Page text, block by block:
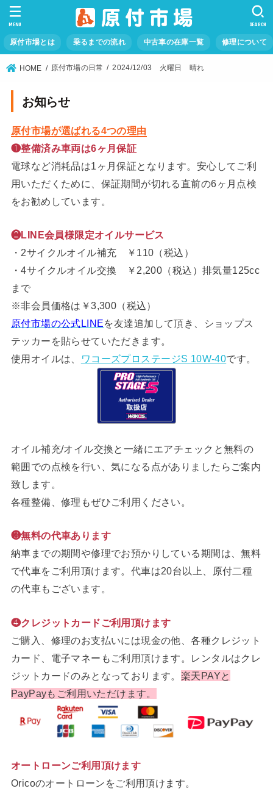
原付市場とは 乗るまでの流れ 中古車の在庫一覧 修理について
SEARCH
MENU
HOME 原付市場の日常 2024/12/03 火曜日 晴れ
お知らせ
原付市場が選ばれる4つの理由
❶整備済み車両は6ヶ月保証
電球など消耗品は1ヶ月保証となります。安心してご利
用いただくために、保証期間が切れる直前の6ヶ月点検
をお勧めしています。
❷LINE会員様限定オイルサービス
・2サイクルオイル補充 ￥110（税込）
・4サイクルオイル交換 ￥2,200（税込）排気量125cc
まで
※非会員価格は￥3,300（税込）
原付市場の公式LINEを友達追加して頂き、ショップス
テッカーを貼らせていただきます。
使用オイルは、
ワコーズプロステージS 10W-40です。
オイル補充/オイル交換と一緒にエアチェックと無料の
範囲での点検を行い、気になる点がありましたらご案内
致します。
各種整備、修理もぜひご利用ください。
❸無料の代車あります
納車までの期間や修理でお預かりしている期間は、無料
で代車をご利用頂けます。代車は20台以上、原付二種
の代車もございます。
❹クレジットカードご利用頂けます
ご購入、修理のお支払いには現金の他、各種クレジット
カード、電子マネーもご利用頂けます。レンタルはクレ
ジットカードのみとなっております。 楽天PAYと
PayPayもご利用いただけます。
オートローンご利用頂けます
Oricoのオートローンをご利用頂けます。